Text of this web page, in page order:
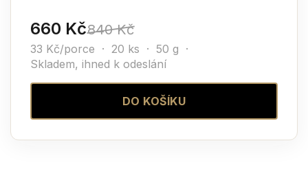
660 Kč840 Kč
33 Kč/porce · 20 ks · 50 g ·
Skladem, ihned k odeslání
DO KOŠÍKU